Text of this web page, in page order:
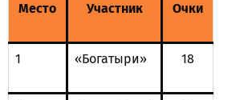
Место Участник Очки
1 «Богатыри» 18